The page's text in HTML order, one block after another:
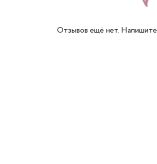
Отзывов ещё нет.